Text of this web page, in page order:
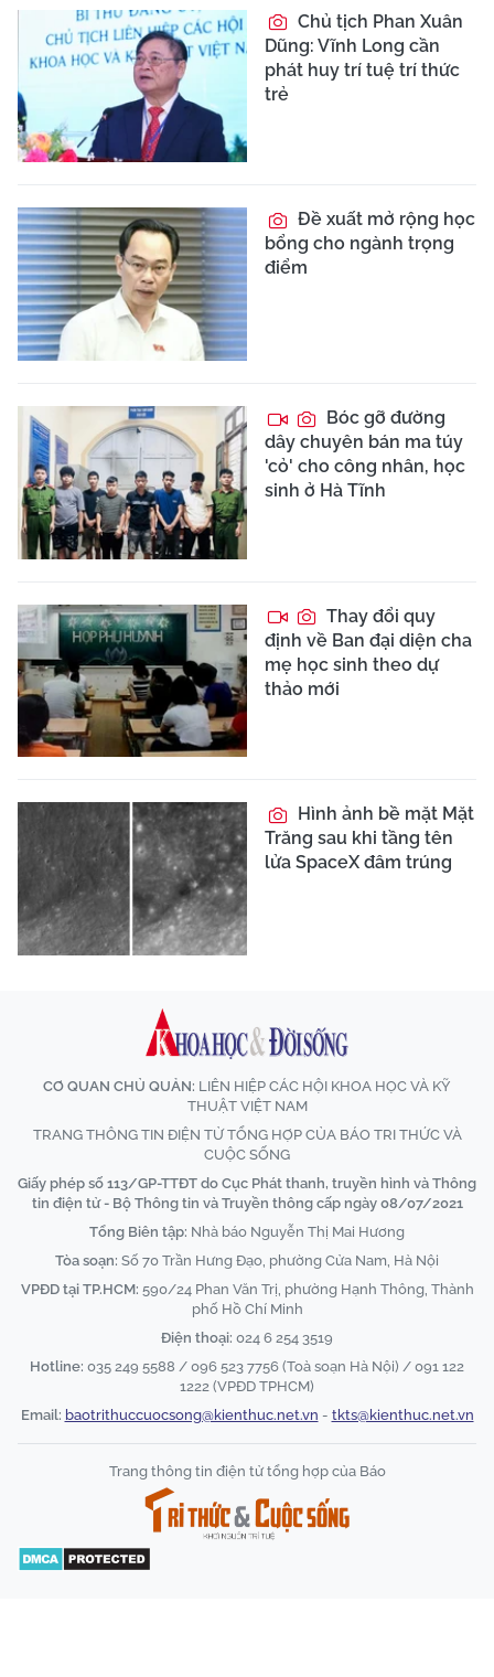
Chủ tịch Phan Xuân
Dũng: Vĩnh Long cần
phát huy trí tuệ trí thức
trẻ
Đề xuất mở rộng học
bổng cho ngành trọng
điểm
Bóc gỡ đường
dây chuyên bán ma túy
'cỏ' cho công nhân, học
sinh ở Hà Tĩnh
Thay đổi quy
định về Ban đại diện cha
mẹ học sinh theo dự
thảo mới
Hình ảnh bề mặt Mặt
Trăng sau khi tầng tên
lửa SpaceX đâm trúng
CƠ QUAN CHỦ QUẢN: LIÊN HIỆP CÁC HỘI KHOA HỌC VÀ KỸ
THUẬT VIỆT NAM
TRANG THÔNG TIN ĐIỆN TỬ TỔNG HỢP CỦA BÁO TRI THỨC VÀ
CUỘC SỐNG
Giấy phép số 113/GP-TTĐT do Cục Phát thanh, truyền hình và Thông
tin điện tử - Bộ Thông tin và Truyền thông cấp ngày 08/07/2021
Tổng Biên tập: Nhà báo Nguyễn Thị Mai Hương
Tòa soạn: Số 70 Trần Hưng Đạo, phường Cửa Nam, Hà Nội
VPĐD tại TP.HCM: 590/24 Phan Văn Trị, phường Hạnh Thông, Thành
phố Hồ Chí Minh
Điện thoại: 024 6 254 3519
Hotline: 035 249 5588 / 096 523 7756 (Toà soạn Hà Nội) / 091 122
1222 (VPĐD TPHCM)
Email: baotrithuccuocsong@kienthuc.net.vn - tkts@kienthuc.net.vn
Trang thông tin điện tử tổng hợp của Báo